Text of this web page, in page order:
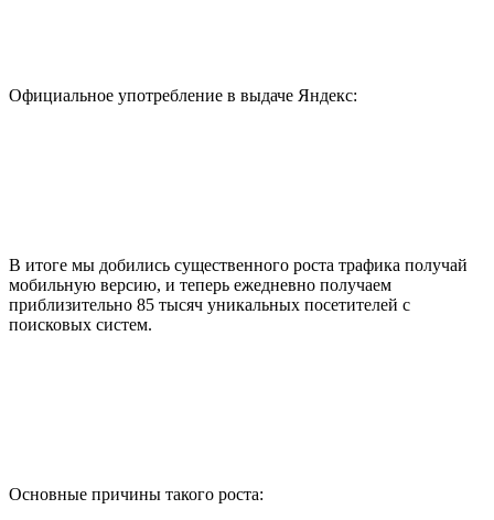
Официальное употребление в выдаче Яндекс:
В итоге мы добились существенного роста трафика получай
мобильную версию, и теперь ежедневно получаем
приблизительно 85 тысяч уникальных посетителей с
поисковых систем.
Основные причины такого роста: